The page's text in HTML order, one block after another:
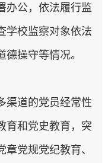
办公，依法履行监
学校监察对象依法
操守等情况。
渠道的党员经常性
育和党史教育，突
党规党纪教育、